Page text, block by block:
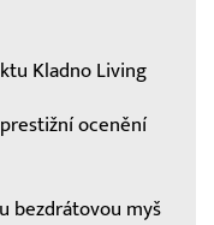
Kladno Living
ocenění
bezdrátovou myš